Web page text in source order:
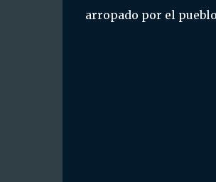
arropado por el